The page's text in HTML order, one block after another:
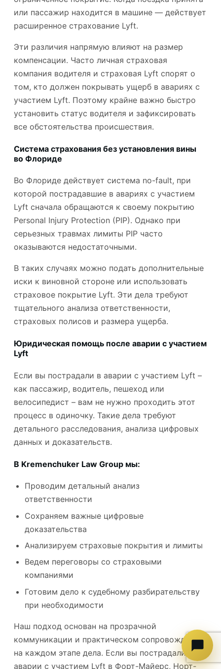
или пассажир находится в машине — действует
расширенное страхование Lyft.
Эти различия напрямую влияют на размер
компенсации. Часто личная страховая
компания водителя и страховая Lyft спорят о
том, кто должен покрывать ущерб в авариях с
участием Lyft. Поэтому крайне важно быстро
установить статус водителя и зафиксировать
все обстоятельства происшествия.
Система страхования без установления вины
во Флориде
Во Флориде действует система no-fault, при
которой пострадавшие в авариях с участием
Lyft сначала обращаются к своему покрытию
Personal Injury Protection (PIP). Однако при
серьезных травмах лимиты PIP часто
оказываются недостаточными.
В таких случаях можно подать дополнительные
иски к виновной стороне или использовать
страховое покрытие Lyft. Эти дела требуют
тщательного анализа ответственности,
страховых полисов и размера ущерба.
Юридическая помощь после аварии с участием
Lyft
Если вы пострадали в аварии с участием Lyft –
как пассажир, водитель, пешеход или
велосипедист – вам не нужно проходить этот
процесс в одиночку. Такие дела требуют
детального расследования, анализа цифровых
данных и доказательств.
В Kremenchuker Law Group мы:
Проводим детальный анализ
ответственности
Сохраняем важные цифровые
доказательства
Анализируем страховые покрытия и лимиты
Ведем переговоры со страховыми
компаниями
Готовим дело к судебному разбирательству
при необходимости
Наш подход основан на прозрачной
коммуникации и практическом сопровождении
на каждом этапе дела. Если вы пострадали в
аварии с участием Lyft в Форт-Майерс, Норт-